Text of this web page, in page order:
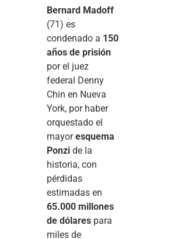
Bernard Madoff
(71) es
condenado a 150
años de prisión
por el juez
federal Denny
Chin en Nueva
York, por haber
orquestado el
mayoresquema
Ponzi de la
historia, con
pérdidas
estimadas en
65.000 millones
de dólares para
miles de